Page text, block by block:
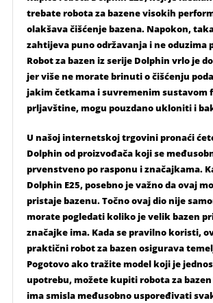
trebate robota za bazene visokih
olakšava čišćenje bazena. Napokon,
zahtijeva puno održavanja i ne oduzima
Robot za bazen iz serije Dolphin vrlo je
jer više ne morate brinuti o čišćenju
jakim četkama i suvremenim sustavom
prljavštine, mogu pouzdano ukloniti i
U našoj internetskoj trgovini pronaći
Dolphin od proizvođača koji se
prvenstveno po rasponu i značajkama.
Dolphin E25, posebno je važno da ovaj
pristaje bazenu. Točno ovaj dio nije
morate pogledati koliko je velik bazen
značajke ima. Kada se pravilno koristi,
praktični robot za bazen osigurava
Pogotovo ako tražite model koji je
upotrebu, možete kupiti robota za
ima smisla međusobno uspoređivati